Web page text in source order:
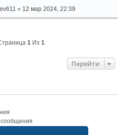
« 12 мар 2024, 22:39
1Из 1
Перейти
сообщения